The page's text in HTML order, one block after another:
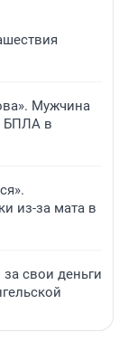
Мужчина
БПЛА в
из-за мата в
свои деньги